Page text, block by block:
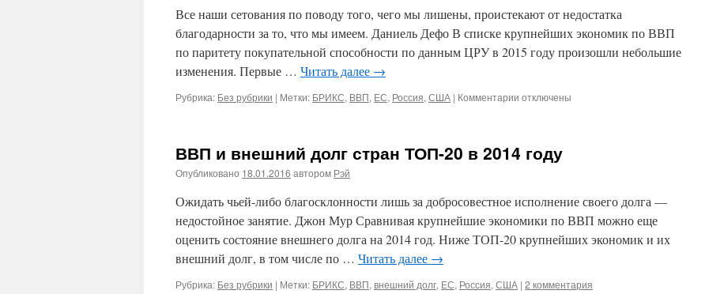
Все наши сетования по поводу того, чего мы лишены, проистекают от недостатка
благодарности за то, что мы имеем. Даниель Дефо В списке крупнейших экономик по ВВП
по паритету покупательной способности по данным ЦРУ в 2015 году произошли небольшие
изменения. Первые … Читать далее →
Рубрика: Без рубрики | Метки: БРИКС, ВВП, ЕС, Россия, США | Комментарии к
ВВП
2015
году
(ЦРУ)
отключены
ВВП и внешний долг стран ТОП-20 в 2014 году
Опубликовано 18.01.2016 автором Рэй
Ожидать чьей-либо благосклонности лишь за добросовестное исполнение своего долга —
недостойное занятие. Джон Мур Сравнивая крупнейшие экономики по ВВП можно еще
оценить состояние внешнего долга на 2014 год. Ниже ТОП-20 крупнейших экономик и их
внешний долг, в том числе по … Читать далее →
Рубрика: Без рубрики | Метки: БРИКС, ВВП, внешний долг, ЕС, Россия, США | 2 комментария